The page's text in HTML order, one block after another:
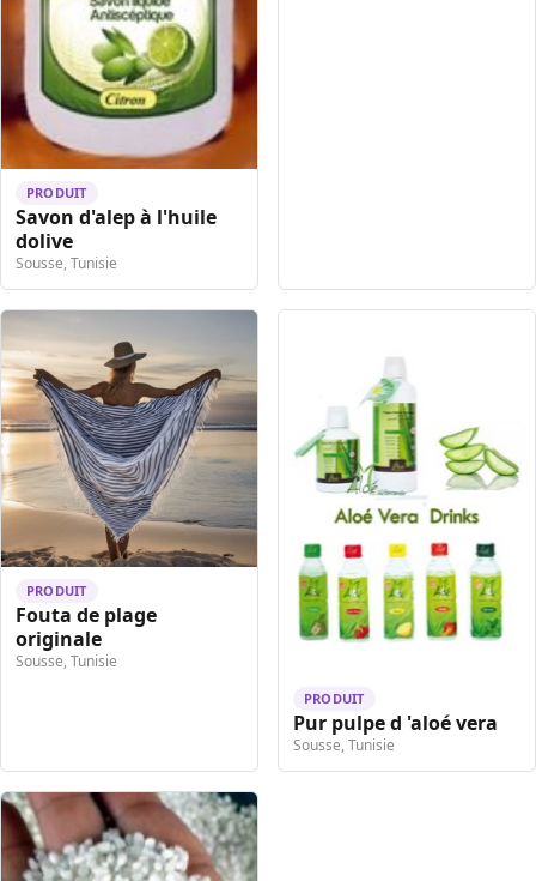
PRODUIT
Savon d'alep à l'huile
dolive
Sousse, Tunisie
PRODUIT
Fouta de plage
originale
Sousse, Tunisie
PRODUIT
Pur pulpe d 'aloé vera
Sousse, Tunisie